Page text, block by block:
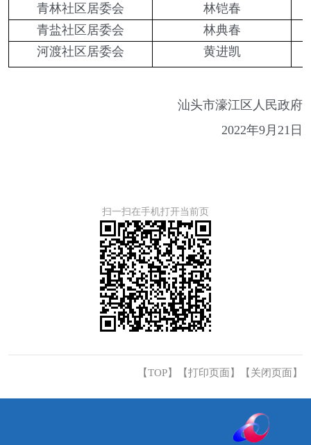
青林社区居委会
林铠春
青盐社区居委会
林典春
河渡社区居委会
黄进凯
汕头市濠江区人民政府
2022年9月21日
扫一扫在手机打开当前页
【TOP】 【打印页面 】【 关闭页面 】